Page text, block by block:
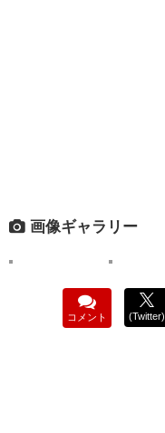
画像ギャラリー
コメント (Twitter)